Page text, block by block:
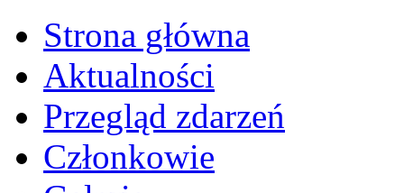
Strona główna
Aktualności
Przegląd zdarzeń
Członkowie